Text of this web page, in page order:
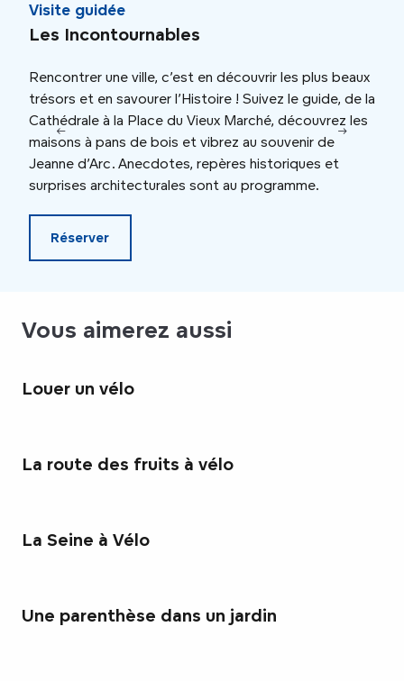
Visite guidée
Les Incontournables
Rencontrer une ville, c’est en découvrir les plus beaux
trésors et en savourer l’Histoire ! Suivez le guide, de la
Cathédrale à la Place du Vieux Marché, découvrez les
maisons à pans de bois et vibrez au souvenir de
Jeanne d’Arc. Anecdotes, repères historiques et
surprises architecturales sont au programme.
Réserver
Vous aimerez aussi
Louer un vélo
La route des fruits à vélo
La Seine à Vélo
Une parenthèse dans un jardin